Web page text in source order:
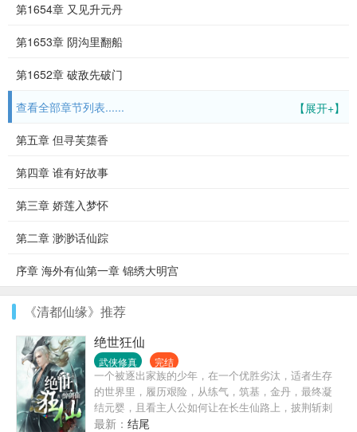
第1654章 又见升元丹
第1653章 阴沟里翻船
第1652章 破敌先破门
【展开+】
查看全部章节列表......
第五章 但寻芙蕖香
第四章 谁有好故事
第三章 娇莲入梦怀
第二章 渺渺话仙踪
序章 海外有仙第一章 锦绣大明宫
《清都仙缘》推荐
绝世狂仙
武侠修真 完结
一个被逐出家族的少年，在一个优胜劣汰，适者生存
的世界里，履历艰险，从练气，筑基，金丹，最终凝
结元婴，且看主人公如何让在长生仙路上，披荆斩刺
一路前行。
最新： 结尾